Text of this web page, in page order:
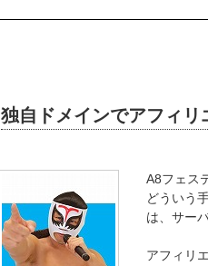
独自ドメインでアフィ
A8フェス
どういう
は、サー
アフィリ